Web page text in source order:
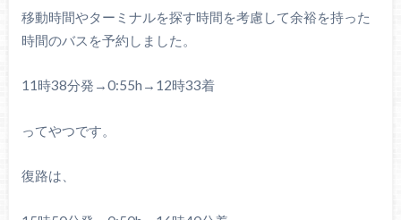
移動時間やターミナルを探す時間を考慮して余裕を持った
時間のバスを予約しました。
11時38分発→0:55h→12時33着
ってやつです。
復路は、